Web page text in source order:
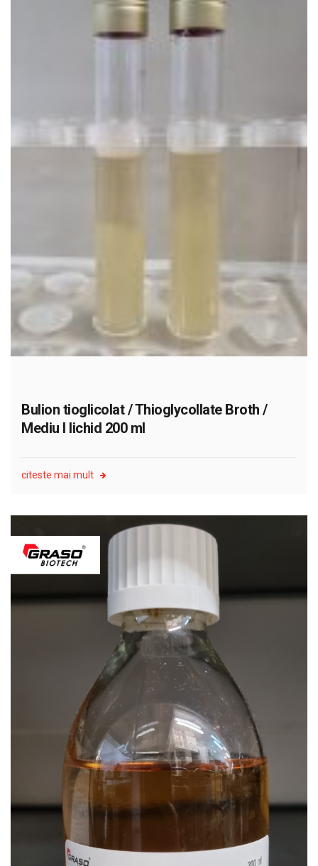
Bulion tioglicolat / Thioglycollate Broth /
Mediu I lichid 200 ml
citeste mai mult